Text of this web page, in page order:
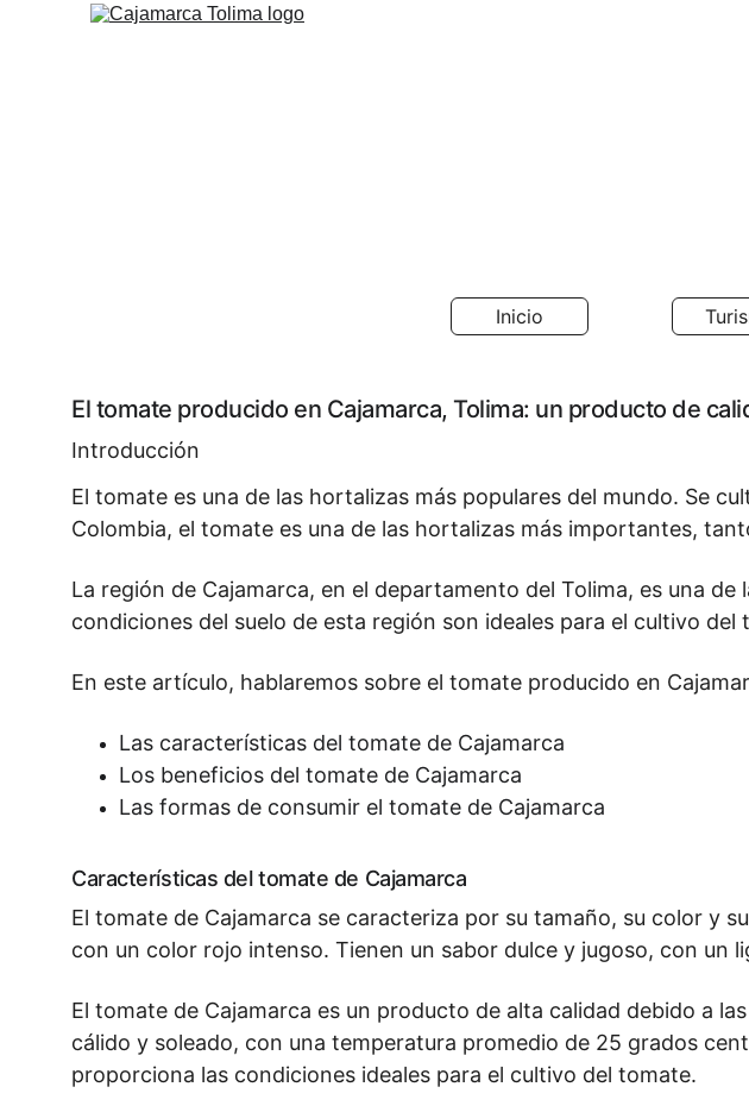
Inicio
El tomate producido en Cajamarca, Tolima: un producto de
Introducción
El tomate es una de las hortalizas más populares del mundo. Se
Colombia, el tomate es una de las hortalizas más importantes,
La región de Cajamarca, en el departamento del Tolima, es una
condiciones del suelo de esta región son ideales para el cultivo
En este artículo, hablaremos sobre el tomate producido en
Las características del tomate de Cajamarca
Los beneficios del tomate de Cajamarca
Las formas de consumir el tomate de Cajamarca
Características del tomate de Cajamarca
El tomate de Cajamarca se caracteriza por su tamaño, su color y
con un color rojo intenso. Tienen un sabor dulce y jugoso, con un
El tomate de Cajamarca es un producto de alta calidad debido a
cálido y soleado, con una temperatura promedio de 25 grados
proporciona las condiciones ideales para el cultivo del tomate.